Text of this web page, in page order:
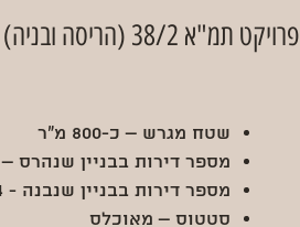
פרויקט תמ"א 38/2 (הריסה ובניה) בביצוע
שטח מגרש – כ-800 מ"ר
מספר דירות בבניין שנהרס – 4
מספר דירות בבניין שנבנה - 14
סטטוס – מאוכלס